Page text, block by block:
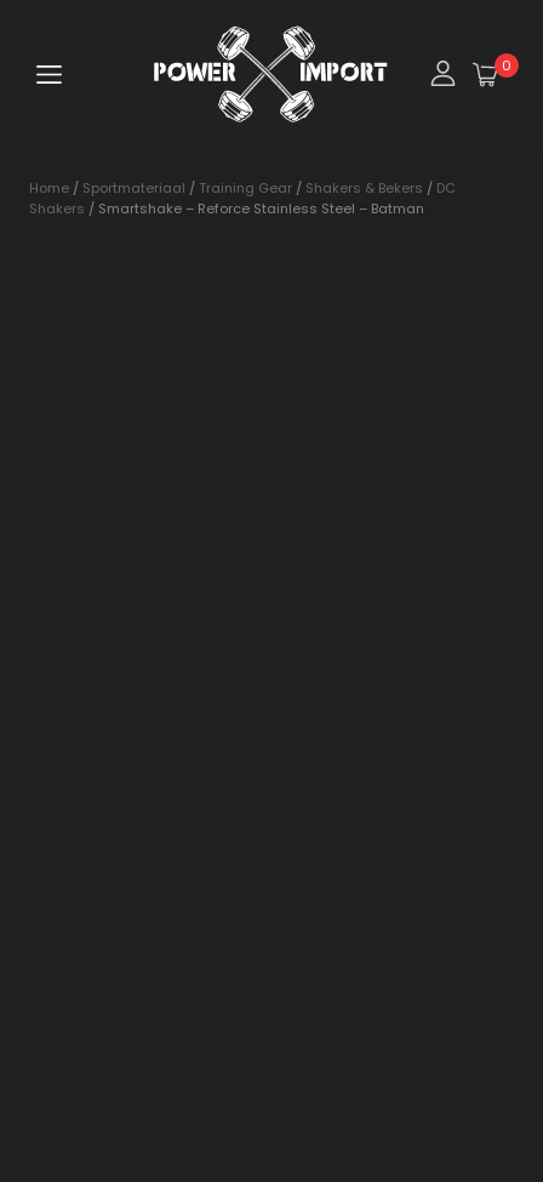
0
Home / Sportmateriaal / Training Gear / Shakers & Bekers / DC
Shakers / Smartshake – Reforce Stainless Steel – Batman